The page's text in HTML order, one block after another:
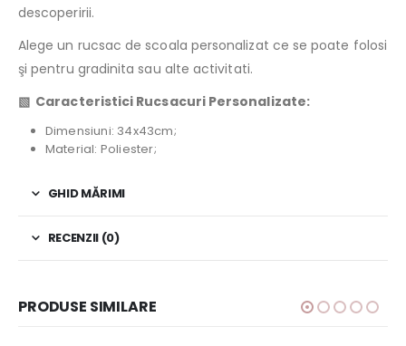
descoperirii.
Alege un rucsac de scoala personalizat ce se poate folosi
şi pentru gradinita sau alte activitati.
▧ Caracteristici Rucsacuri Personalizate:
Dimensiuni: 34x43cm;
Material: Poliester;
GHID MĂRIMI
RECENZII (0)
PRODUSE SIMILARE